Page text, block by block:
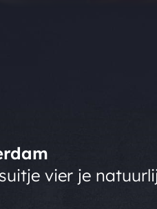
vier je